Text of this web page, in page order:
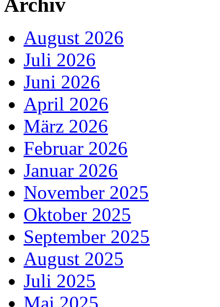
Archiv
August 2026
Juli 2026
Juni 2026
April 2026
März 2026
Februar 2026
Januar 2026
November 2025
Oktober 2025
September 2025
August 2025
Juli 2025